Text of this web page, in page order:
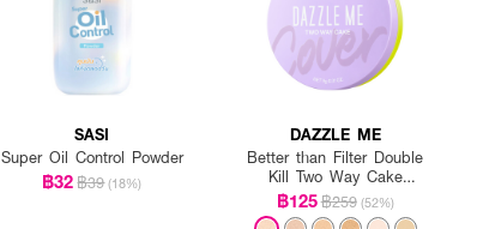
SASI
Super Oil Control Powder
฿32฿39 (18%)
DAZZLE ME
Better than Filter Double
Kill Two Way Cake
Powder
฿125฿259 (52%)